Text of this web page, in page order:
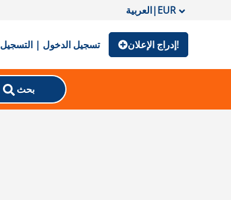
العربية|EUR
تسجيل الدخول | التسجيل إدراج الإعلان!
بحث